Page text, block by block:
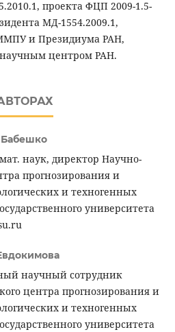
проекта ФЦП 2009-1.5-
МД-1554.2009.1,
и Президиума РАН,
центром РАН.
наук, директор Научно-
прогнозирования и
и техногенных
университета
научный сотрудник
центра прогнозирования и
и техногенных
университета